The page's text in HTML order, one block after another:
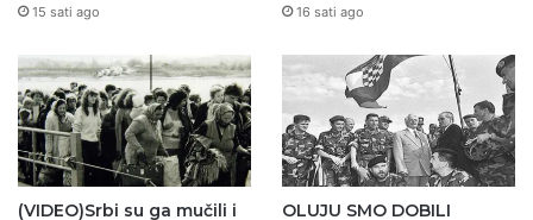
15 sati ago 16 sati ago
(VIDEO)Srbi su ga mučili i
OLUJU SMO DOBILI